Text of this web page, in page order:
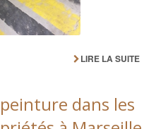
LIRE LA SUITE
dans les